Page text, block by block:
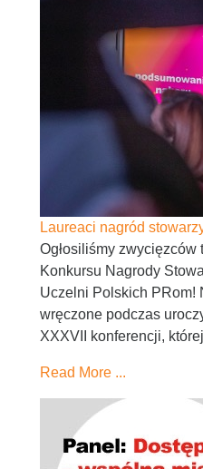
Laureaci nagród
Ogłosiliśmy zwycięzców
Konkursu Nagrody
Uczelni Polskich PRom!
wręczone podczas
XXXVII konferencji,
Read More ...